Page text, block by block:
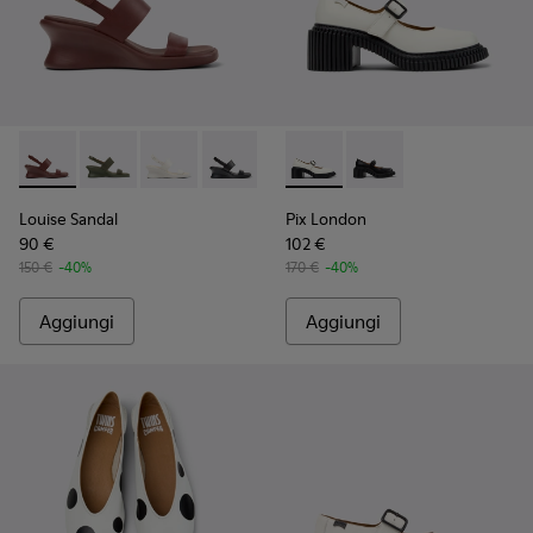
Louise Sandal - K201915-003 - Sandali in pelle bordeaux Da
Louise Sandal - K201915-004
Louise Sandal - K201915-002 - Sandali in
Louise Sandal - K201915-001
Louise Sandal
90 €
150 € -40%
Aggiungi
Pix London - K201876-002
Pix London -
Pix London
102 €
170 € -40%
Aggiungi